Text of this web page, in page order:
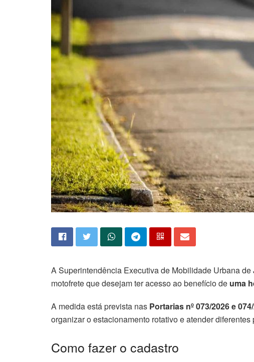
ASuperintendência Executiva de Mobilidade Urbana de
motofrete que desejam ter acesso ao benefício de uma
A medida está prevista nas Portarias nº 073/2026 e
organizar o estacionamento rotativo e atender
Como fazer o cadastro